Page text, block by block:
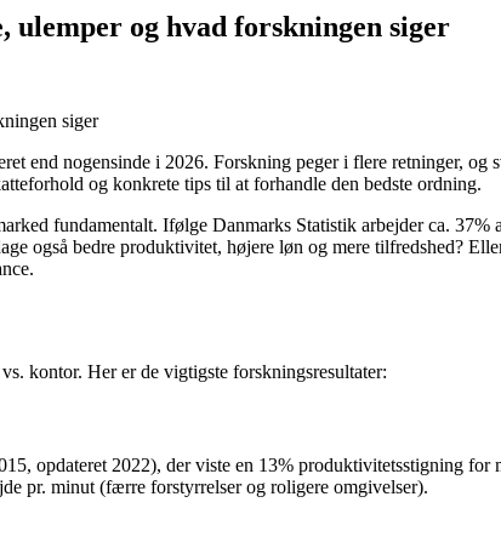
ulemper og hvad forskningen siger
end nogensinde i 2026. Forskning peger i flere retninger,
og konkrete tips til at forhandle den bedste ordning.
fundamentalt. Ifølge Danmarks Statistik arbejder ca.
også bedre produktivitet, højere løn og mere tilfredshed?
kontor. Her er de vigtigste forskningsresultater:
opdateret 2022), der viste en 13% produktivitetsstigning
pr. minut (færre forstyrrelser og roligere omgivelser).